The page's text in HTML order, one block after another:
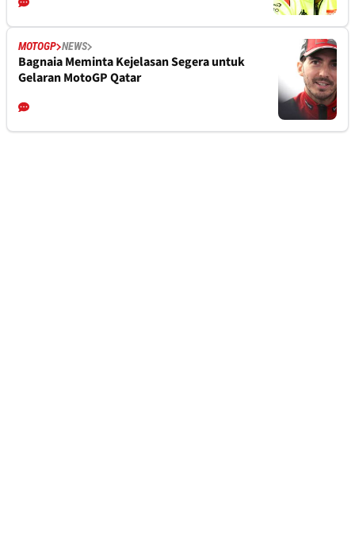
MOTOGP NEWS
Bagnaia Meminta Kejelasan Segera untuk
Gelaran MotoGP Qatar